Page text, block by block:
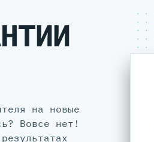
на новые
Вовсе нет!